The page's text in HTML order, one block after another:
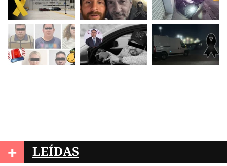
+ LEÍDAS